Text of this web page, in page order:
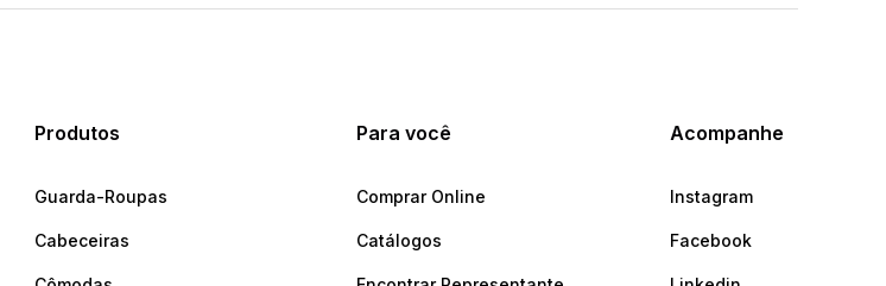
Produtos
Guarda-Roupas
Cabeceiras
Para você
Comprar Online
Catálogos
Acompanhe
Instagram
Facebook